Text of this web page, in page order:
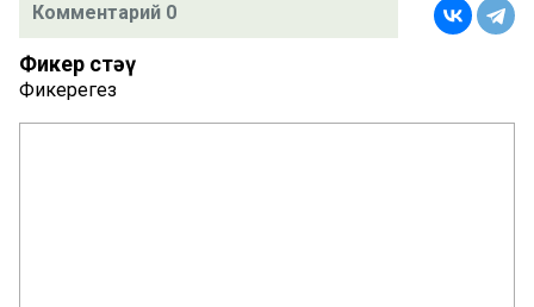
Комментарий 0
Фикер өстәү
Фикерегез